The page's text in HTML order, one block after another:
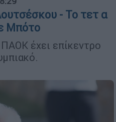
- Το τετ α
Μπότο
έχει επίκεντρο